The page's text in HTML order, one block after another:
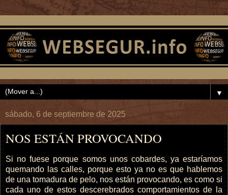
▼
sábado, 6 de septiembre de 2025
NOS ESTÁN PROVOCANDO
Si no fuese porque somos unos cobardes, ya estaríamos
quemando las calles, porque esto ya no es que hablemos
de una tomadura de pelo, nos están provocando, es como si
cada uno de estos descerebrados comportamientos de la